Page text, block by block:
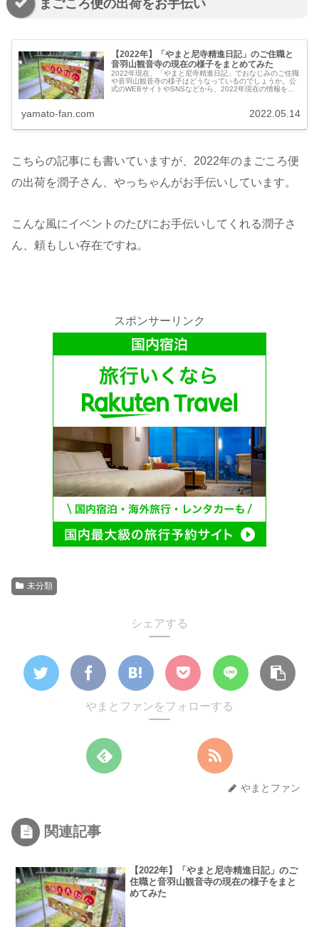
まごころ便の出荷をお手伝い
【2022年】「やまと尼寺精進日記」のご住職と
音羽山観音寺の現在の様子をまとめてみた
2022年現在、「やまと尼寺精進日記」でおなじみのご住職
や音羽山観音寺の様子はどうなっているのでしょうか。公
式のWEBサイトやSNSなどから、2022年現在の情報を探
yamato-fan.com 2022.05.14
こちらの記事にも書いていますが、2022年のまごころ便
の出荷を潤子さん、やっちゃんがお手伝いしています。
こんな風にイベントのたびにお手伝いしてくれる潤子さ
ん、頼もしい存在ですね。
スポンサーリンク
未分類
シェアする
やまとファンをフォローする
やまとファン
関連記事
【2022年】「やまと尼寺精進日記」のご
住職と音羽山観音寺の現在の様子をまと
めてみた